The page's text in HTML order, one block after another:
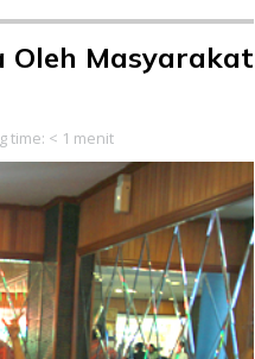
Masyarakat
time: < 1 menit